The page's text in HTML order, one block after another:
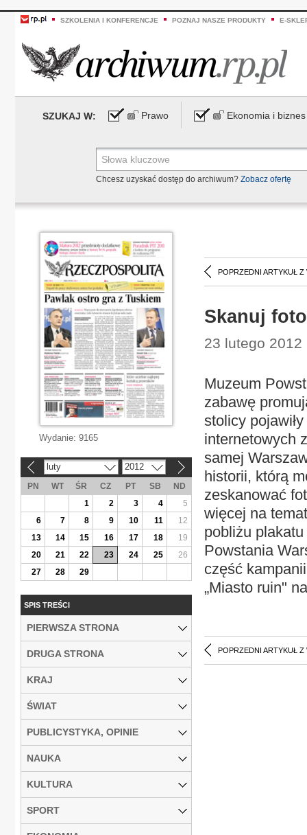
SZKOLENIA I KONFERENCJE POZNAJ NASZE PRODUKTY E-
SZUKAJ W: Prawo Ekonomia i biznes
Chcesz uzyskać dostęp do archiwum? Zobacz ofertę
POPRZEDNI ARTYKUŁ Z
Skanuj
23 lutego 2012
Muzeum
zabawę
stolicy
internetowych
samej
historii, którą
zeskanować
więcej na
pobliżu
Powstania
część
„Miasto ruin"
POPRZEDNI ARTYKUŁ Z
Wydanie: 9165
luty 2012
PN WT ŚR CZ PT SB
ND
1
2 3 4
5
6
7 8 9 10 11
12
13
14 15 16 17 18
19
20
21 22 23 24 25
26
27
28 29
SPIS TREŚCI
PIERWSZA STRONA
DRUGA STRONA
KRAJ
ŚWIAT
PUBLICYSTYKA, OPINIE
NAUKA
KULTURA
SPORT